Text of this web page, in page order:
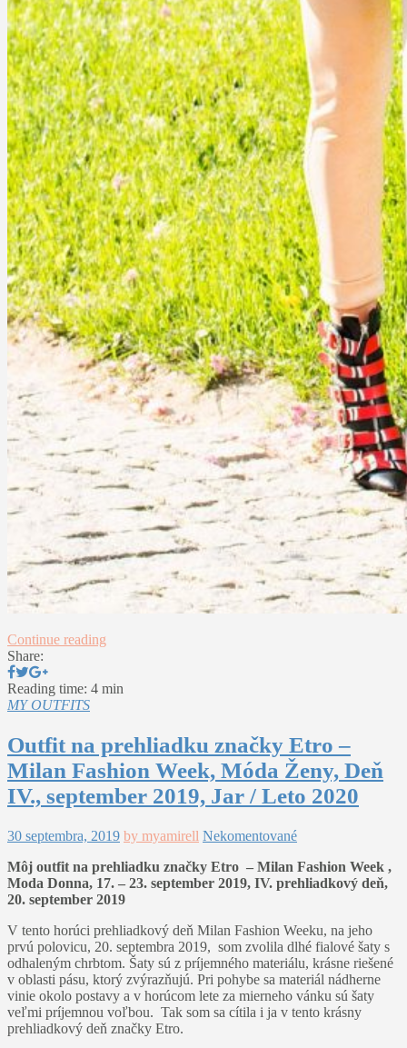
Continue reading
Share:
Reading time: 4 min
MY OUTFITS
Outfit na prehliadku značky Etro –
Milan Fashion Week, Móda Ženy, Deň
IV., september 2019, Jar / Leto 2020
30 septembra, 2019 by myamirell Nekomentované
Môj outfit na prehliadku značky Etro – Milan Fashion Week ,
Moda Donna, 17. – 23. september 2019, IV. prehliadkový deň,
20. september 2019
V tento horúci prehliadkový deň Milan Fashion Weeku, na jeho
prvú polovicu, 20. septembra 2019, som zvolila dlhé fialové šaty s
odhaleným chrbtom. Šaty sú z príjemného materiálu, krásne riešené
v oblasti pásu, ktorý zvýrazňujú. Pri pohybe sa materiál nádherne
vinie okolo postavy a v horúcom lete za mierneho vánku sú šaty
veľmi príjemnou voľbou. Tak som sa cítila i ja v tento krásny
prehliadkový deň značky Etro.